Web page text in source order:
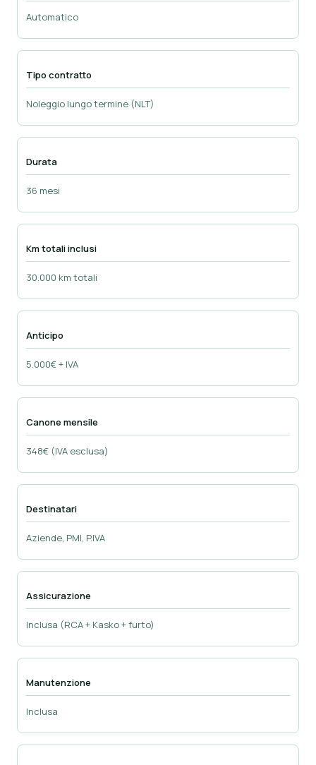
Automatico
Tipo contratto
Noleggio lungo termine (NLT)
Durata
36 mesi
Km totali inclusi
30.000 km totali
Anticipo
5.000€ + IVA
Canone mensile
348€ (IVA esclusa)
Destinatari
Aziende, PMI, P.IVA
Assicurazione
Inclusa (RCA + Kasko + furto)
Manutenzione
Inclusa